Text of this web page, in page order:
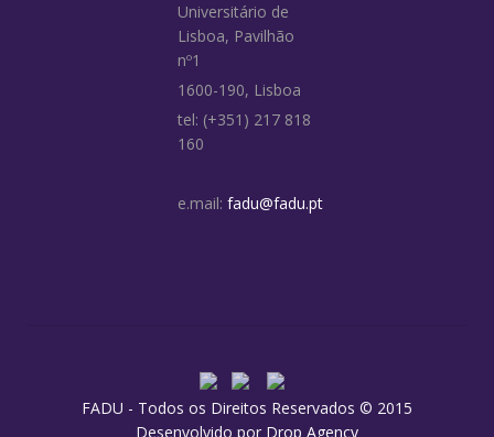
Universitário de
Lisboa, Pavilhão
nº1
1600-190, Lisboa
tel: (+351) 217 818
160
e.mail: fadu@fadu.pt
FADU - Todos os Direitos Reservados © 2015
Desenvolvido por Drop Agency